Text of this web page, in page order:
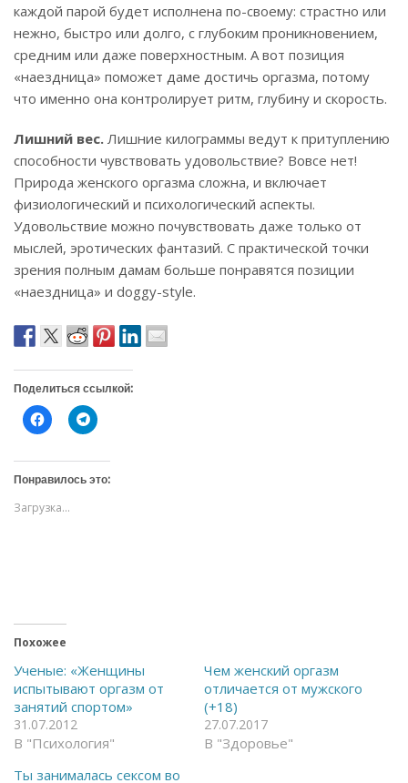
каждой парой будет исполнена по-своему: страстно или
нежно, быстро или долго, с глубоким проникновением,
средним или даже поверхностным. А вот позиция
«наездница» поможет даме достичь оргазма, потому
что именно она контролирует ритм, глубину и скорость.
Лишний вес. Лишние килограммы ведут к притуплению
способности чувствовать удовольствие? Вовсе нет!
Природа женского оргазма сложна, и включает
физиологический и психологический аспекты.
Удовольствие можно почувствовать даже только от
мыслей, эротических фантазий. С практической точки
зрения полным дамам больше понравятся позиции
«наездница» и doggy-style.
Поделиться ссылкой:
Н
а
и
т
е
ч
т
ь
а
F
a
c
e
b
o
(
Н
а
и
т
е
с
я
в
T
e
g
a
Понравилось это:
Загрузка...
Похожее
Ученые: «Женщины
испытывают оргазм от
занятий спортом»
31.07.2012
В "Психология"
Чем женский оргазм
отличается от мужского
(+18)
27.07.2017
В "Здоровье"
Ты занималась сексом во